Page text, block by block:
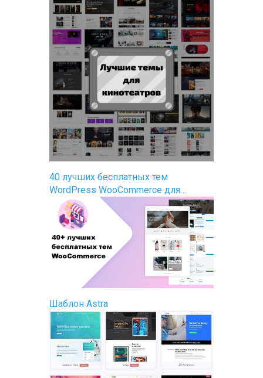
40 лучших бесплатных тем
WordPress WooCommerce для…
Шаблон Astra